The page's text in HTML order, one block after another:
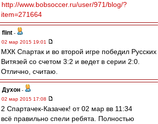
http://www.bobsoccer.ru/user/971/blog/?
item=271664
flint -
02 мар 2015 19:01
МХК Спартак и во второй игре победил Русских
Витязей со счетом 3:2 и ведет в серии 2:0.
Отлично, считаю.
Духон -
02 мар 2015 17:08
2 Спартачек-Казачек! от 02 мар вв 11:34
всё правильно спели ребята. Полностью